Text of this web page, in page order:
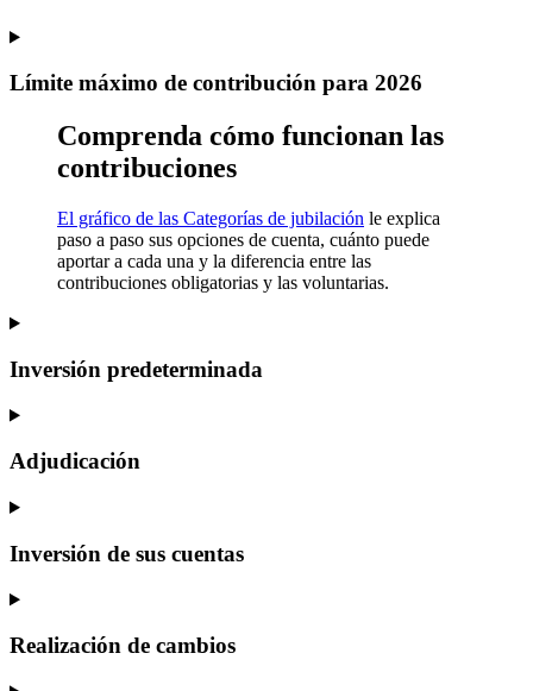
Límite máximo de contribución para 2026
Comprenda cómo funcionan las
contribuciones
El gráfico de las Categorías de jubilación le explica
paso a paso sus opciones de cuenta, cuánto puede
aportar a cada una y la diferencia entre las
contribuciones obligatorias y las voluntarias.
Inversión predeterminada
Adjudicación
Inversión de sus cuentas
Realización de cambios